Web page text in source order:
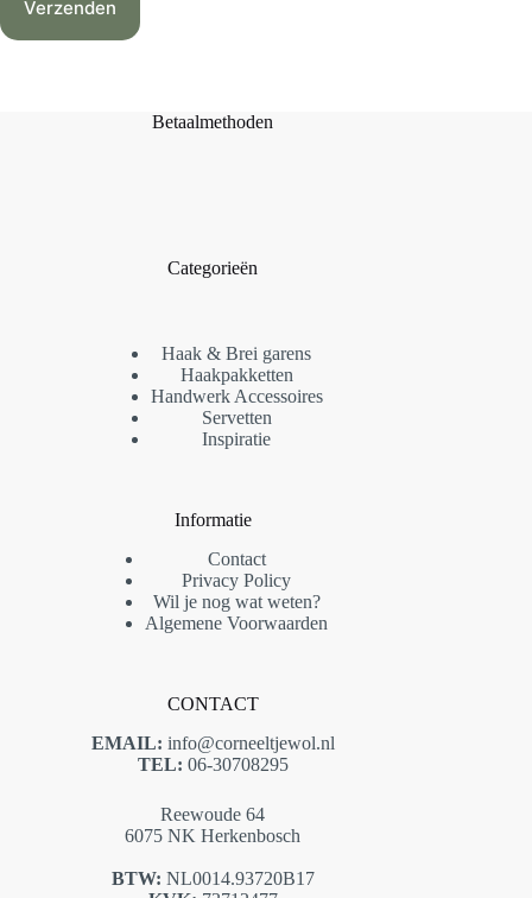
Verzenden
Betaalmethoden
Categorieën
Haak & Brei garens
Haakpakketten
Handwerk Accessoires
Servetten
Inspiratie
Informatie
Contact
Privacy Policy
Wil je nog wat weten?
Algemene Voorwaarden
CONTACT
EMAIL: info@corneeltjewol.nl
TEL: 06-30708295
Reewoude 64
6075 NK Herkenbosch
BTW: NL0014.93720B17